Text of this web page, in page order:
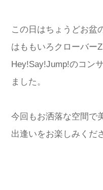
この日はちょうどお盆
はももいろクローバー
Hey!Say!Jump!のコン
ました。
今回もお洒落な空間で
出逢いをお楽しみくだ